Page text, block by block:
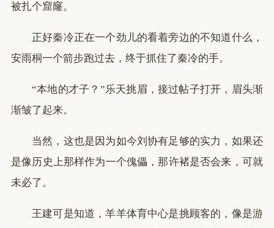
被扎个窟窿。
正好秦冷正在一个劲儿的看着旁边的不知道什么，
安雨桐一个箭步跑过去，终于抓住了秦冷的手。
“本地的才子？”乐天挑眉，接过帖子打开，眉头渐
渐皱了起来。
当然，这也是因为如今刘协有足够的实力，如果还
是像历史上那样作为一个傀儡，那许褚是否会来，可就
未必了。
王建可是知道，羊羊体育中心是挑顾客的，像是游